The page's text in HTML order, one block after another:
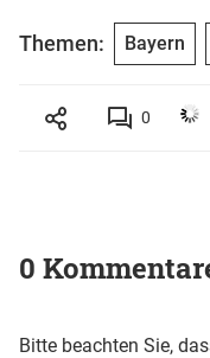
Themen: Bayern
0
0
Bitte beachten Sie,